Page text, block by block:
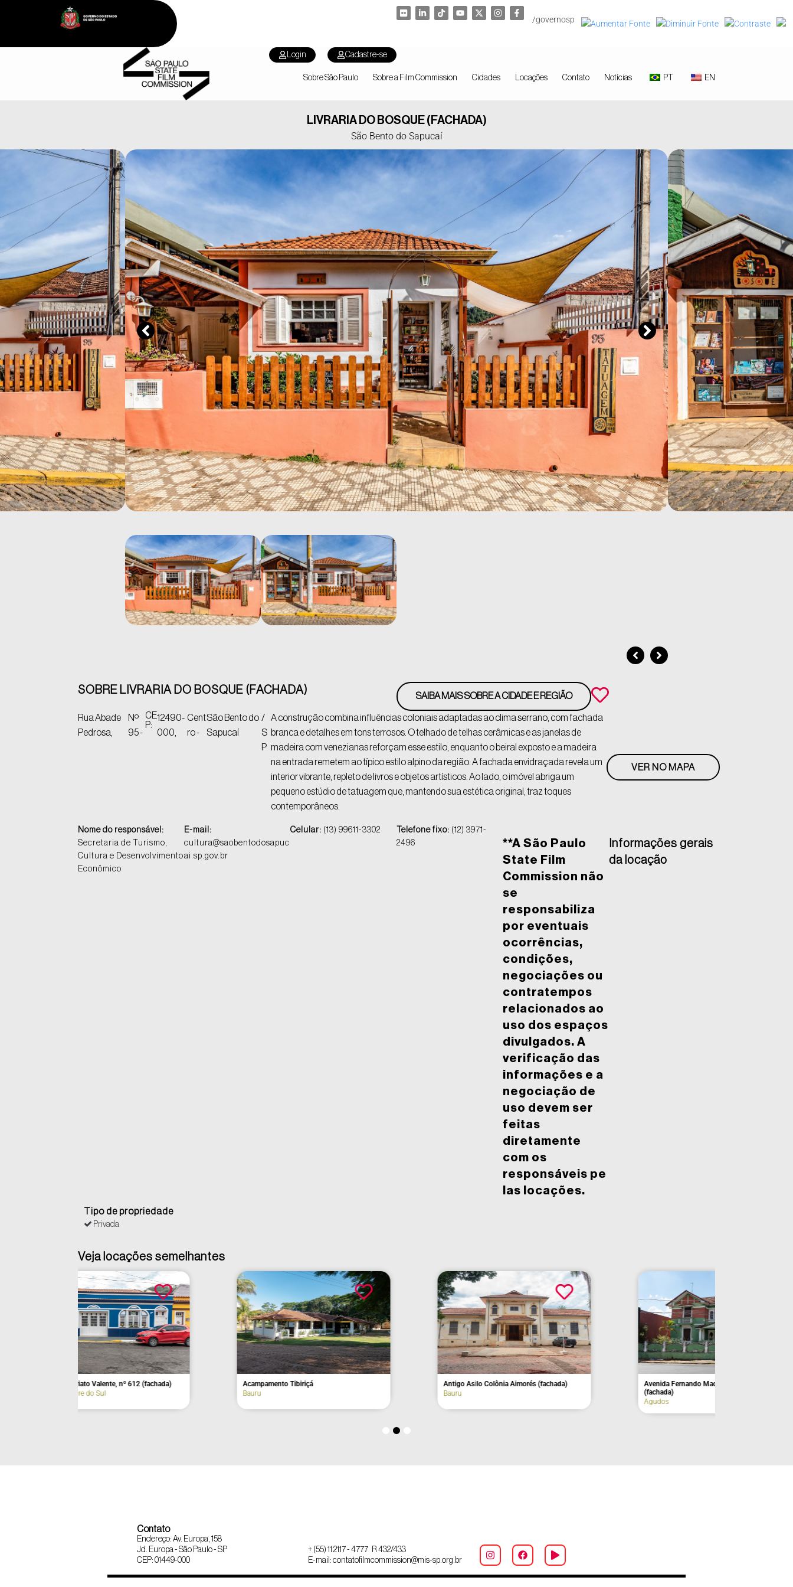
/governosp
Login Cadastre-se
Sobre São Paulo Sobre a Film Commission Cidades Locações Contato Notícias PT EN
LIVRARIA DO BOSQUE (FACHADA)
São Bento do Sapucaí
SOBRE LIVRARIA DO BOSQUE (FACHADA) SAIBA MAIS SOBRE A CIDADE E REGIÃO
Rua Abade
Pedrosa,
Nº
95 -
CE
P:
12490-
000,
Cent
ro -
São Bento do
Sapucaí
/
S
P
A construção combina influências coloniais adaptadas ao clima serrano, com fachada
branca e detalhes em tons terrosos. O telhado de telhas cerâmicas e as janelas de
madeira com venezianas reforçam esse estilo, enquanto o beiral exposto e a madeira
na entrada remetem ao típico estilo alpino da região. A fachada envidraçada revela um
interior vibrante, repleto de livros e objetos artísticos. Ao lado, o imóvel abriga um
pequeno estúdio de tatuagem que, mantendo sua estética original, traz toques
contemporâneos.
VER NO MAPA
Nome do responsável:
Secretaria de Turismo,
Cultura e Desenvolvimento
Econômico
E-mail:
cultura@saobentodosapuc
ai.sp.gov.br
Celular: (13) 99611-3302 Telefone fixo: (12) 3971-
2496
**A São Paulo
State Film
Commission não
se
responsabiliza
por eventuais
ocorrências,
condições,
negociações ou
contratempos
relacionados ao
uso dos espaços
divulgados. A
verificação das
informações e a
negociação de
uso devem ser
feitas
diretamente
com os
responsáveis pe
las locações.
Informações gerais
da locação
Tipo de propriedade
Privada
Veja locações semelhantes
Avenida Fernando Machado, nº 221
Avenida Nove de Julho, n° 129 (fachada)
Avenida Nove de Julho, n° 89 (fachada)
Avenida Rui Barbosa, nº 324 (fachada)
Agudos
Contato
Endereço: Av. Europa, 158
Jd. Europa - São Paulo - SP
CEP: 01449-000
+ (55) 11 2117 - 4777 R 432/433
E-mail: contatofilmcommission@mis-sp.org.br